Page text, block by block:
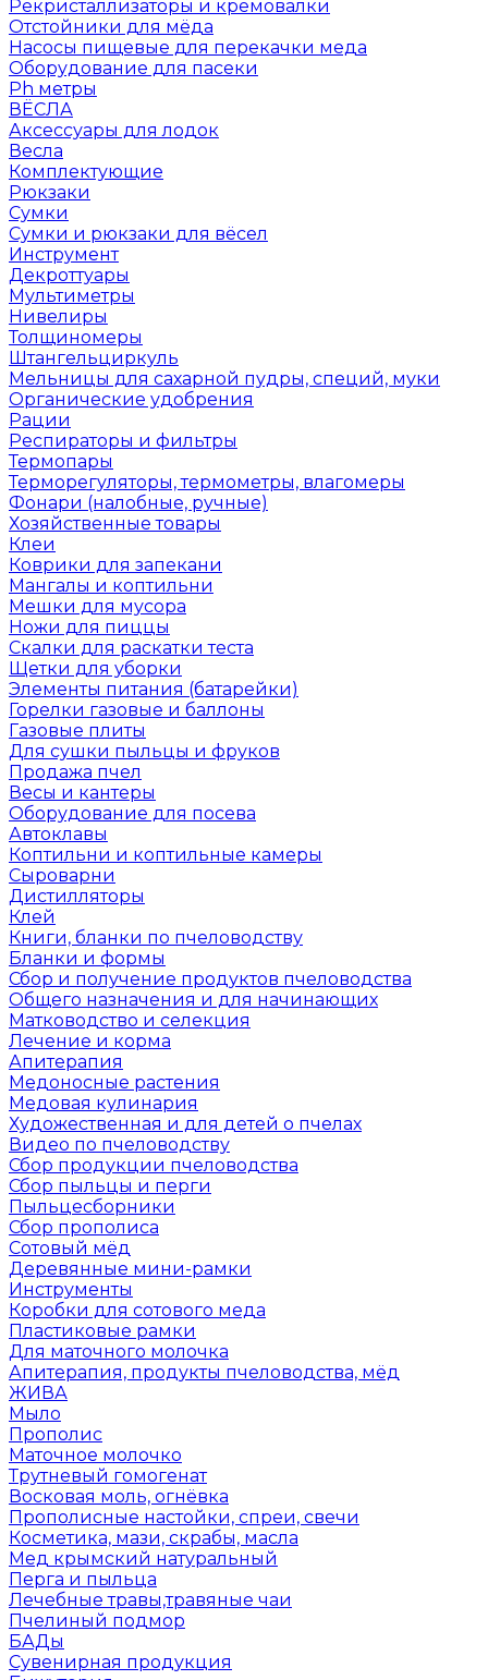
Рекристаллизаторы и кремовалки
Отстойники для мёда
Насосы пищевые для перекачки меда
Оборудование для пасеки
Ph метры
ВЁСЛА
Аксессуары для лодок
Весла
Комплектующие
Рюкзаки
Сумки
Сумки и рюкзаки для вёсел
Инструмент
Декроттуары
Мультиметры
Нивелиры
Толщиномеры
Штангельциркуль
Мельницы для сахарной пудры, специй, муки
Органические удобрения
Рации
Респираторы и фильтры
Термопары
Терморегуляторы, термометры, влагомеры
Фонари (налобные, ручные)
Хозяйственные товары
Клеи
Коврики для запекани
Мангалы и коптильни
Мешки для мусора
Ножи для пиццы
Скалки для раскатки теста
Щетки для уборки
Элементы питания (батарейки)
Горелки газовые и баллоны
Газовые плиты
Для сушки пыльцы и фруков
Продажа пчел
Весы и кантеры
Оборудование для посева
Автоклавы
Коптильни и коптильные камеры
Сыроварни
Дистилляторы
Клей
Книги, бланки по пчеловодству
Бланки и формы
Сбор и получение продуктов пчеловодства
Общего назначения и для начинающих
Матководство и селекция
Лечение и корма
Апитерапия
Медоносные растения
Медовая кулинария
Художественная и для детей о пчелах
Видео по пчеловодству
Сбор продукции пчеловодства
Сбор пыльцы и перги
Пыльцесборники
Сбор прополиса
Сотовый мёд
Деревянные мини-рамки
Инструменты
Коробки для сотового меда
Пластиковые рамки
Для маточного молочка
Апитерапия, продукты пчеловодства, мёд
ЖИВА
Мыло
Прополис
Маточное молочко
Трутневый гомогенат
Восковая моль, огнёвка
Прополисные настойки, спреи, свечи
Косметика, мази, скрабы, масла
Мед крымский натуральный
Перга и пыльца
Лечебные травы,травяные чаи
Пчелиный подмор
БАДы
Сувенирная продукция